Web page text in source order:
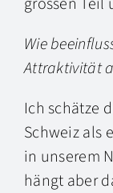
Wie
Attraktivität
Ich schätze
Schweiz als
in unserem
hängt aber